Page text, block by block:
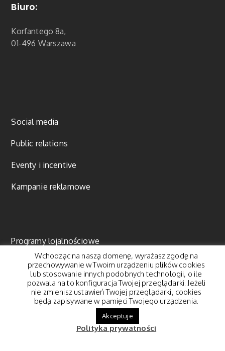
Biuro:
Korfantego 8a,
01-496 Warszawa
Social media
Public relations
Eventy i incentive
Kampanie reklamowe
Programy lojalnościowe
Wsparcie sprzedaży
Digital
Content marketing
Wchodząc na naszą domenę, wyrażasz zgodę na
przechowywanie w Twoim urządzeniu plików cookies
lub stosowanie innych podobnych technologii, o ile
pozwala na to konfiguracja Twojej przeglądarki. Jeżeli
nie zmienisz ustawień Twojej przeglądarki, cookies
będą zapisywane w pamięci Twojego urządzenia.
Akceptuje
Polityka prywatności